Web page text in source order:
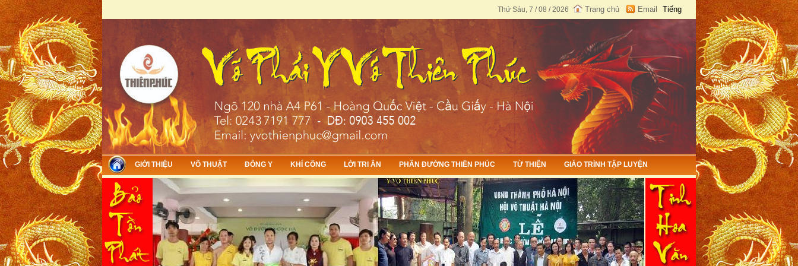
Skip to main content Tiếng
Việt
English
Trang chủ Email
Thứ Sáu, 7 / 08 / 2026
GIỚI THIỆU VÕ THUẬT ĐÔNG Y KHÍ CÔNG LỜI TRI ÂN PHÂN ĐƯỜNG THIÊN PHÚC TỪ THIỆN GIÁO TRÌNH TẬP LUYỆN